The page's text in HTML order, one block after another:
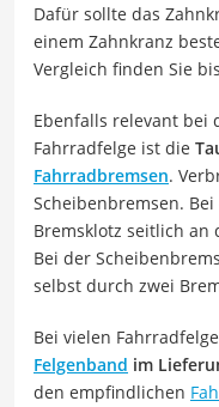
Dafür sollte das
einem Zahnkranz
Vergleich finden Sie
Ebenfalls relevant bei
Fahrradfelge ist die
Fahrradbremsen.
Scheibenbremsen.
Bremsklotz seitlich an
Bei der
selbst durch zwei
Bei vielen
Felgenband im
den empfindlichen